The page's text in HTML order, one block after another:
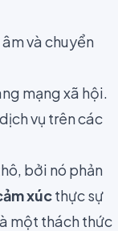
và chuyển
mạng xã hội.
vụ trên các
bởi nó phản
xúcthực sự
một thách thức